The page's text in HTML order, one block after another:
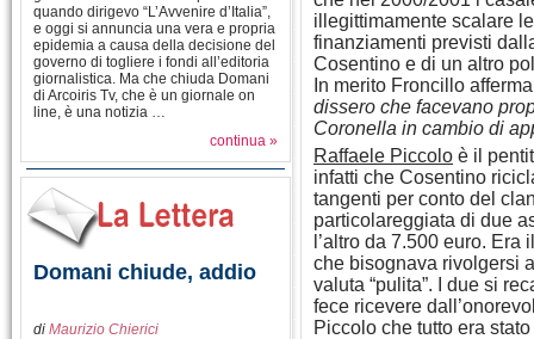
quando dirigevo “L’Avvenire d’Italia”,
e oggi si annuncia una vera e propria
epidemia a causa della decisione del
governo di togliere i fondi all’editoria
giornalistica. Ma che chiuda Domani
di Arcoiris Tv, che è un giornale on
line, è una notizia …
continua »
Domani chiude, addio
di Maurizio Chierici
illegittimamente scalare
finanziamenti previsti
Cosentino e di un altro
In merito Froncillo
dissero che facevano
Coronella in cambio di
Raffaele Piccolo è il
infatti che Cosentino
tangenti per conto del
particolareggiata di due
l’altro da 7.500 euro.
che bisognava rivolgersi
valuta “pulita”. I due si
fece ricevere
Piccolo che tutto era